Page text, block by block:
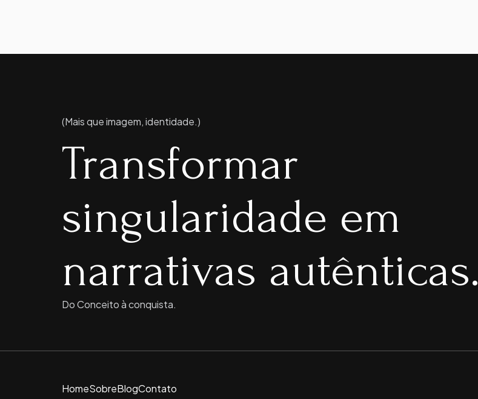
(Mais que imagem, identidade.)
Transformar
singularidade em
narrativas autênticas.
Do Conceito à conquista.
HomeSobreBlogContato